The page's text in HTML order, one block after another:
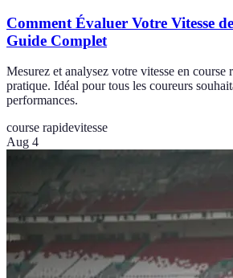
Comment Évaluer Votre Vitesse
Guide Complet
Mesurez et analysez votre vitesse en course
pratique. Idéal pour tous les coureurs
performances.
course rapidevitesse
Aug 4